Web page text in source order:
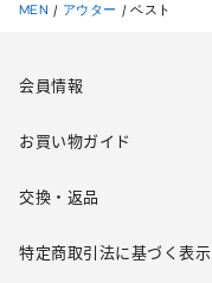
MEN / アウター / ベスト
会員情報
お買い物ガイド
交換・返品
特定商取引法に基づく表示